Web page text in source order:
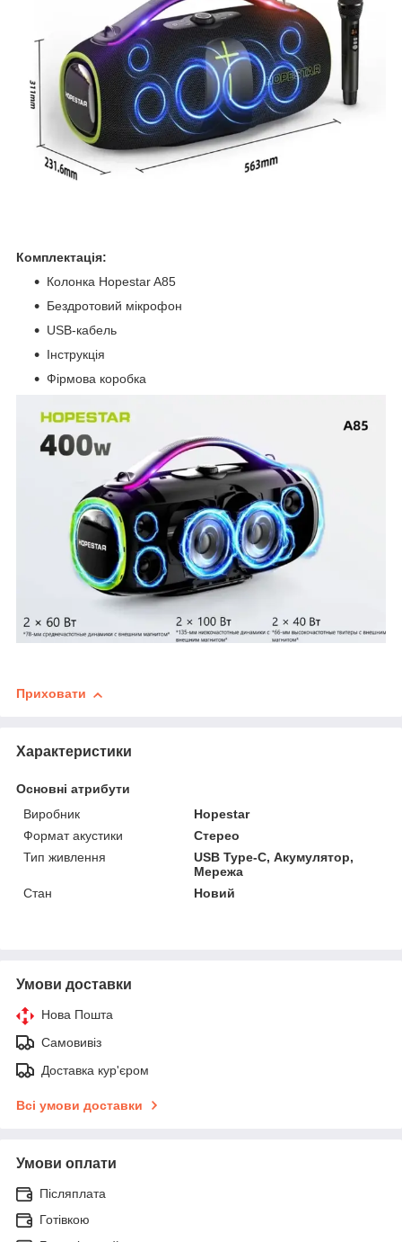
Комплектація:
Колонка Hopestar A85
Бездротовий мікрофон
USB-кабель
Інструкція
Фірмова коробка
Приховати
Характеристики
Основні атрибути
Виробник
Hopestar
Формат акустики
Стерео
Тип живлення
USB Type-C, Акумулятор,
Мережа
Стан
Новий
Умови доставки
Нова Пошта
Самовивіз
Доставка кур'єром
Всі умови доставки
Умови оплати
Післяплата
Готівкою